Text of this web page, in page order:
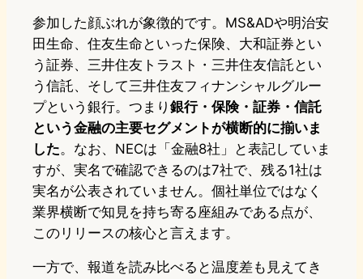
参加した顔ぶれが象徴的です。MS&ADや明治安
田生命、住友生命といった保険、大和証券とい
う証券、三井住友トラスト・三井住友信託とい
う信託、そして三井住友フィナンシャルグルー
プという銀行。つまり 銀行・保険・証券・信託
という金融の主要セグメントが横断的に揃いま
した。なお、NECは「金融8社」と表記していま
すが、実名で確認できるのは7社で、残る1社は
実名が公表されていません。個社単位ではなく
業界横断で知見を持ち寄る座組みである点が、
このリリースの核心と言えます。
一方で、報道を読み比べると温度差も見えてき